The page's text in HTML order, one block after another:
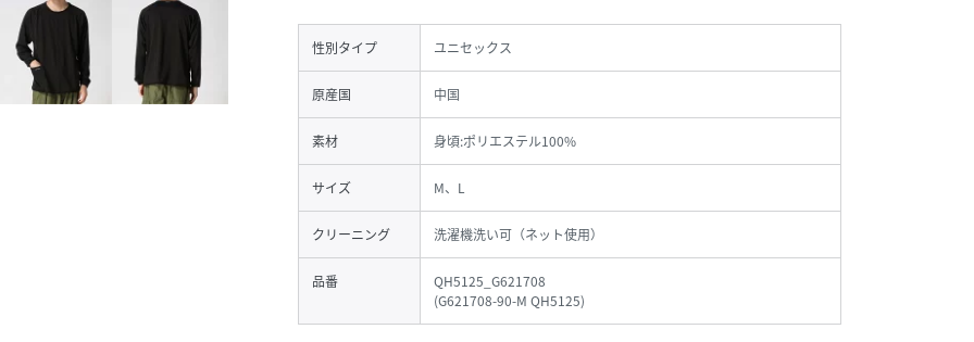
性別タイプ ユニセックス
原産国 中国
素材 身頃:ポリエステル100%
サイズ M、L
クリーニング 洗濯機洗い可（ネット使用）
品番
QH5125_G621708
(G621708-90-M QH5125)